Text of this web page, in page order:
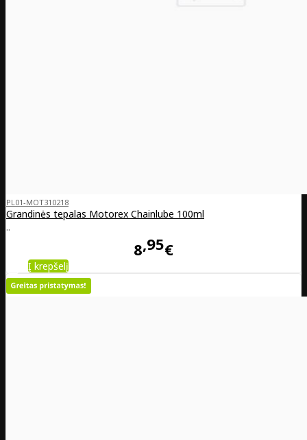
PL01-MOT310218
Grandinės tepalas Motorex Chainlube 100ml
..
8 95€
Į krepšelį